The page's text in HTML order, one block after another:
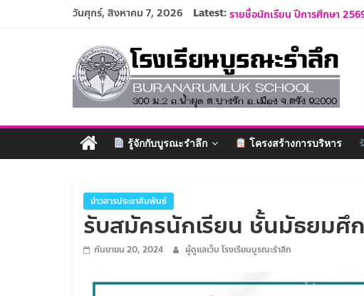
วันศุกร์, สิงหาคม 7, 2026 Latest:รับสมัครนักเรียนอนุบาล 1 ปีการ
ปฏิทินโรงเรียนบูรณะรำลึก ปีกา
ประกาศรับสมัครครูและบุคลากร
ระเบียบการแต่งกายนักเรียน ปี
โรงเรียน
บูรณะ
รำลึก
วินัย
คุณธรรม
สังคม
รู้จักกับบูรณะรำลึก โครงสร้างการบริหาร
ข่าวสารประชาสัมพันธ์
รับสมัครนักเรียน ชั้นมัธยมศึ
กันยายน 20, 2024 ผู้ดูแลเว็บ โรงเรียนบูรณะรำลึก